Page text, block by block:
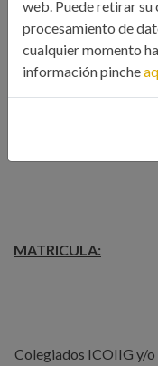
TEMA 3: La
TEMA 4: Gestión de
TEMA 5: Agentes
MATRICULA:
Colegiados ICOIIG y/
web. Puede retirar
procesamiento de
cualquier momento
información pinche